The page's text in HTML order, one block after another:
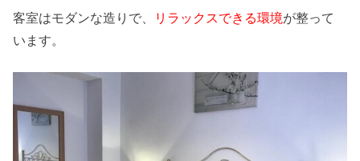
客室はモダンな造りで、 リラックスできる環境が整って
います。